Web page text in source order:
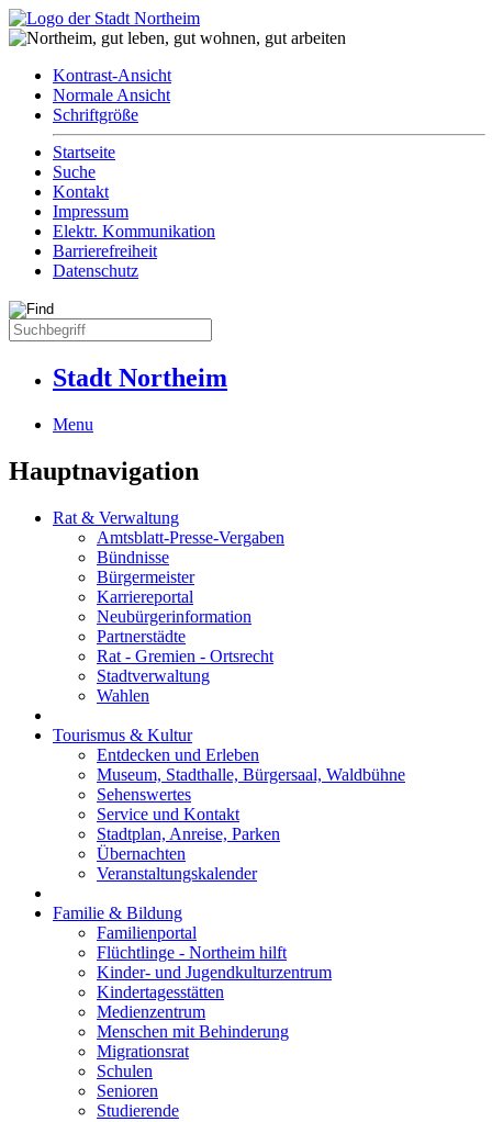
Kontrast-Ansicht
Normale Ansicht
Schriftgröße
Startseite
Suche
Kontakt
Impressum
Elektr. Kommunikation
Barrierefreiheit
Datenschutz
Stadt Northeim
Menu
Hauptnavigation
Rat & Verwaltung
Amtsblatt-Presse-Vergaben
Bündnisse
Bürgermeister
Karriereportal
Neubürgerinformation
Partnerstädte
Rat - Gremien - Ortsrecht
Stadtverwaltung
Wahlen
Tourismus & Kultur
Entdecken und Erleben
Museum, Stadthalle, Bürgersaal, Waldbühne
Sehenswertes
Service und Kontakt
Stadtplan, Anreise, Parken
Übernachten
Veranstaltungskalender
Familie & Bildung
Familienportal
Flüchtlinge - Northeim hilft
Kinder- und Jugendkulturzentrum
Kindertagesstätten
Medienzentrum
Menschen mit Behinderung
Migrationsrat
Schulen
Senioren
Studierende